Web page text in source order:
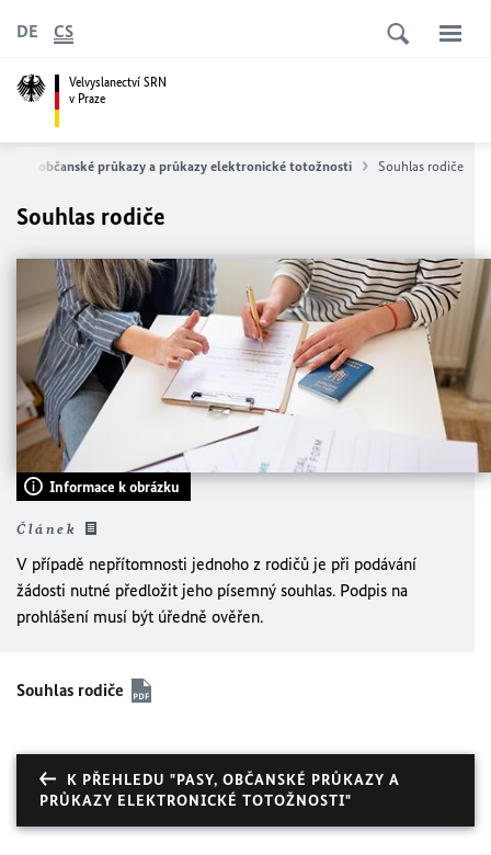
Velvyslanectví SRN
v Praze
DE CS
Pasy, občanské průkazy a průkazy elektronické totožnosti Souhlas rodiče
Souhlas rodiče
Informace k obrázku
Článek
V případě nepřítomnosti jednoho z rodičů je při podávání
žádosti nutné předložit jeho písemný souhlas. Podpis na
prohlášení musí být úředně ověřen.
Souhlas rodiče
K PŘEHLEDU "PASY, OBČANSKÉ PRŮKAZY A
PRŮKAZY ELEKTRONICKÉ TOTOŽNOSTI"